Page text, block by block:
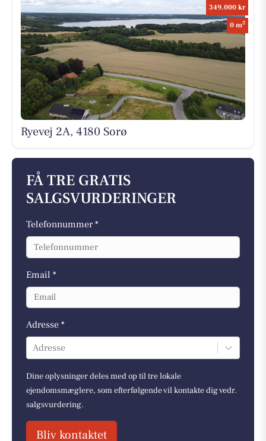
349.000 kr
0 m2
Ryevej 2A, 4180 Sorø
FÅ TRE GRATIS
SALGSVURDERINGER
Telefonnummer *
Email *
Adresse *
Adresse
Dine oplysninger deles med op til tre lokale
ejendomsmæglere, som efterfølgende vil kontakte dig vedr.
salgsvurdering.
Bliv kontaktet